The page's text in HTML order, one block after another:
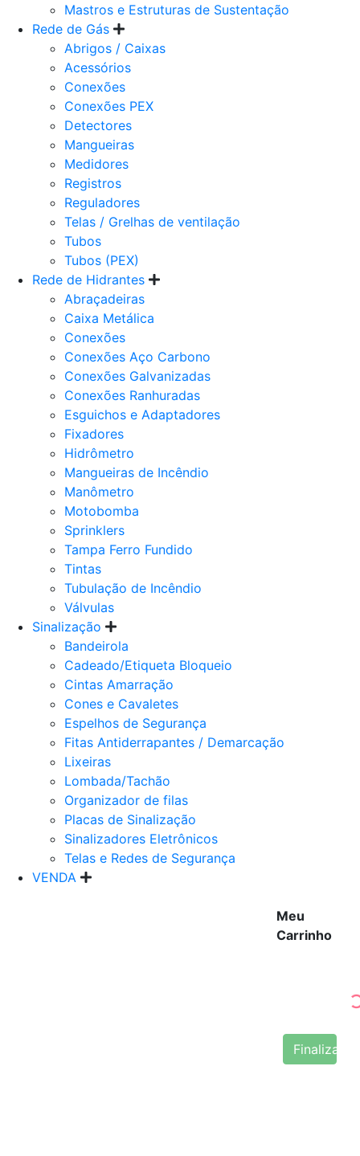
Mastros e Estruturas de Sustentação
Rede de Gás
Abrigos / Caixas
Acessórios
Conexões
Conexões PEX
Detectores
Mangueiras
Medidores
Registros
Reguladores
Telas / Grelhas de ventilação
Tubos
Tubos (PEX)
Rede de Hidrantes
Abraçadeiras
Caixa Metálica
Conexões
Conexões Aço Carbono
Conexões Galvanizadas
Conexões Ranhuradas
Esguichos e Adaptadores
Fixadores
Hidrômetro
Mangueiras de Incêndio
Manômetro
Motobomba
Sprinklers
Tampa Ferro Fundido
Tintas
Tubulação de Incêndio
Válvulas
Sinalização
Bandeirola
Cadeado/Etiqueta Bloqueio
Cintas Amarração
Cones e Cavaletes
Espelhos de Segurança
Fitas Antiderrapantes / Demarcação
Lixeiras
Lombada/Tachão
Organizador de filas
Placas de Sinalização
Sinalizadores Eletrônicos
Telas e Redes de Segurança
VENDA
Meu
Carrinho
Finalizar